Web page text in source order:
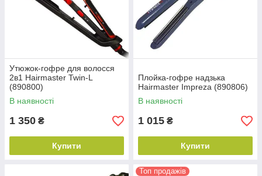
Утюжок-гофре для волосся
2в1 Hairmaster Twin-L
(890800)
В наявності
1 350 ₴
Купити
Плойка-гофре надзька
Hairmaster Impreza (890806)
В наявності
1 015 ₴
Купити
Топ продажів